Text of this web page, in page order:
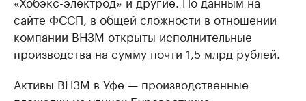
сайте ФССП, в общей сложности в отношении
компании ВНЗМ открыты исполнительные
производства на сумму почти 1,5 млрд рублей.
Активы ВНЗМ в Уфе — производственные